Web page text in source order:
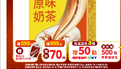
6入